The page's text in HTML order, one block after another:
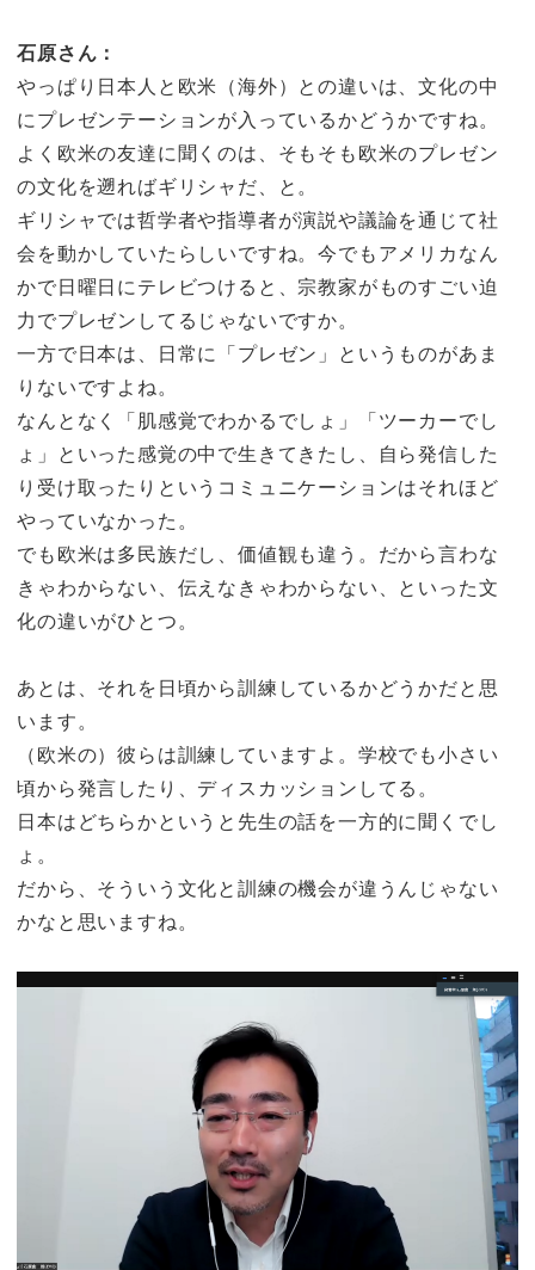
石原さん：
やっぱり日本人と欧米（海外）との違いは、文化の中
にプレゼンテーションが入っているかどうかですね。
よく欧米の友達に聞くのは、そもそも欧米のプレゼン
の文化を遡ればギリシャだ、と。
ギリシャでは哲学者や指導者が演説や議論を通じて社
会を動かしていたらしいですね。今でもアメリカなん
かで日曜日にテレビつけると、宗教家がものすごい迫
力でプレゼンしてるじゃないですか。
一方で日本は、日常に「プレゼン」というものがあま
りないですよね。
なんとなく「肌感覚でわかるでしょ」「ツーカーでし
ょ」といった感覚の中で生きてきたし、自ら発信した
り受け取ったりというコミュニケーションはそれほど
やっていなかった。
でも欧米は多民族だし、価値観も違う。だから言わな
きゃわからない、伝えなきゃわからない、といった文
化の違いがひとつ。
あとは、それを日頃から訓練しているかどうかだと思
います。
（欧米の）彼らは訓練していますよ。学校でも小さい
頃から発言したり、ディスカッションしてる。
日本はどちらかというと先生の話を一方的に聞くでし
ょ。
だから、そういう文化と訓練の機会が違うんじゃない
かなと思いますね。